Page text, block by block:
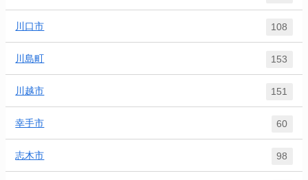
川口市 108
川島町 153
川越市 151
幸手市 60
志木市 98